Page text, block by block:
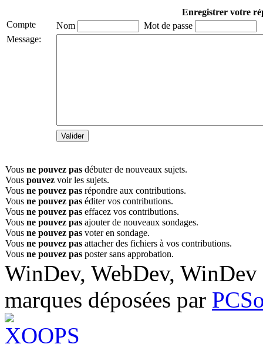
Enregistrer votre
Compte
Nom
Mot de passe
Message:
Vous ne pouvez pas débuter de nouveaux sujets.
Vous pouvez voir les sujets.
Vous ne pouvez pas répondre aux contributions.
Vous ne pouvez pas éditer vos contributions.
Vous ne pouvez pas effacez vos contributions.
Vous ne pouvez pas ajouter de nouveaux sondages.
Vous ne pouvez pas voter en sondage.
Vous ne pouvez pas attacher des fichiers à vos contributions.
Vous ne pouvez pas poster sans approbation.
WinDev, WebDev,
marques déposées par